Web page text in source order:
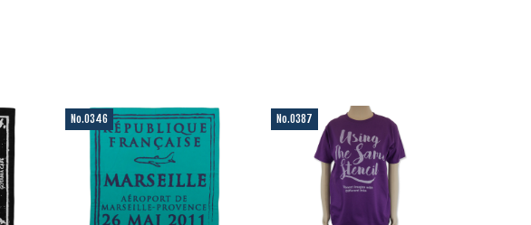
No.0346 No.0387